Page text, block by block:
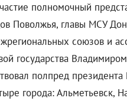
полномочный
Поволжья, главы МСУ
союзов и
государства
полпред
города: Альметьевск,